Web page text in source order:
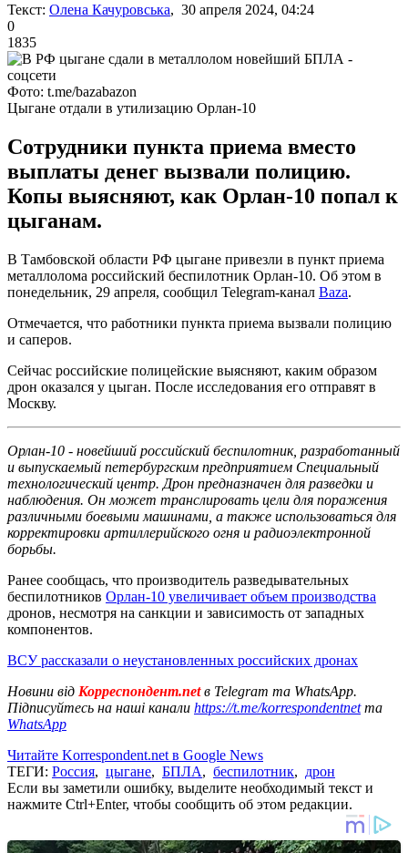
Текст: Олена Качуровська, 30 апреля 2024, 04:24
0
1835
Фото: t.me/bazabazon
Цыгане отдали в утилизацию Орлан-10
Сотрудники пункта приема вместо
выплаты денег вызвали полицию.
Копы выясняют, как Орлан-10 попал к
цыганам.
В Тамбовской области РФ цыгане привезли в пункт приема
металлолома российский беспилотник Орлан-10. Об этом в
понедельник, 29 апреля, сообщил Telegram-канал Baza.
Отмечается, что работники пункта приема вызвали полицию
и саперов.
Сейчас российские полицейские выясняют, каким образом
дрон оказался у цыган. После исследования его отправят в
Москву.
Орлан-10 - новейший российский беспилотник, разработанный
и выпускаемый петербургским предприятием Специальный
технологический центр. Дрон предназначен для разведки и
наблюдения. Он может транслировать цели для поражения
различными боевыми машинами, а также использоваться для
корректировки артиллерийского огня и радиоэлектронной
борьбы.
Ранее сообщась, что производитель разведывательных
беспилотников Орлан-10 увеличивает объем производства
дронов, несмотря на санкции и зависимость от западных
компонентов.
ВСУ рассказали о неустановленных российских дронах
Новини від Корреспондент.netв Telegram та WhatsApp.
Підписуйтесь на наші канали https://t.me/korrespondentnetта
WhatsApp
Читайте Korrespondent.net в Google News
ТЕГИ: Россия, цыгане, БПЛА, беспилотник, дрон
Если вы заметили ошибку, выделите необходимый текст и
нажмите Ctrl+Enter, чтобы сообщить об этом редакции.